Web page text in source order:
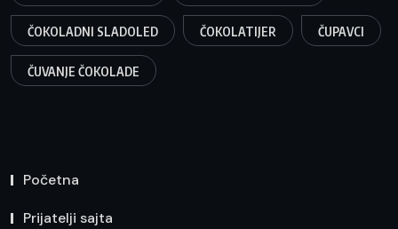
ČOKOLADNI SLADOLED ČOKOLATIJER ČUPAVCI
ČUVANJE ČOKOLADE
Početna
Prijatelji sajta